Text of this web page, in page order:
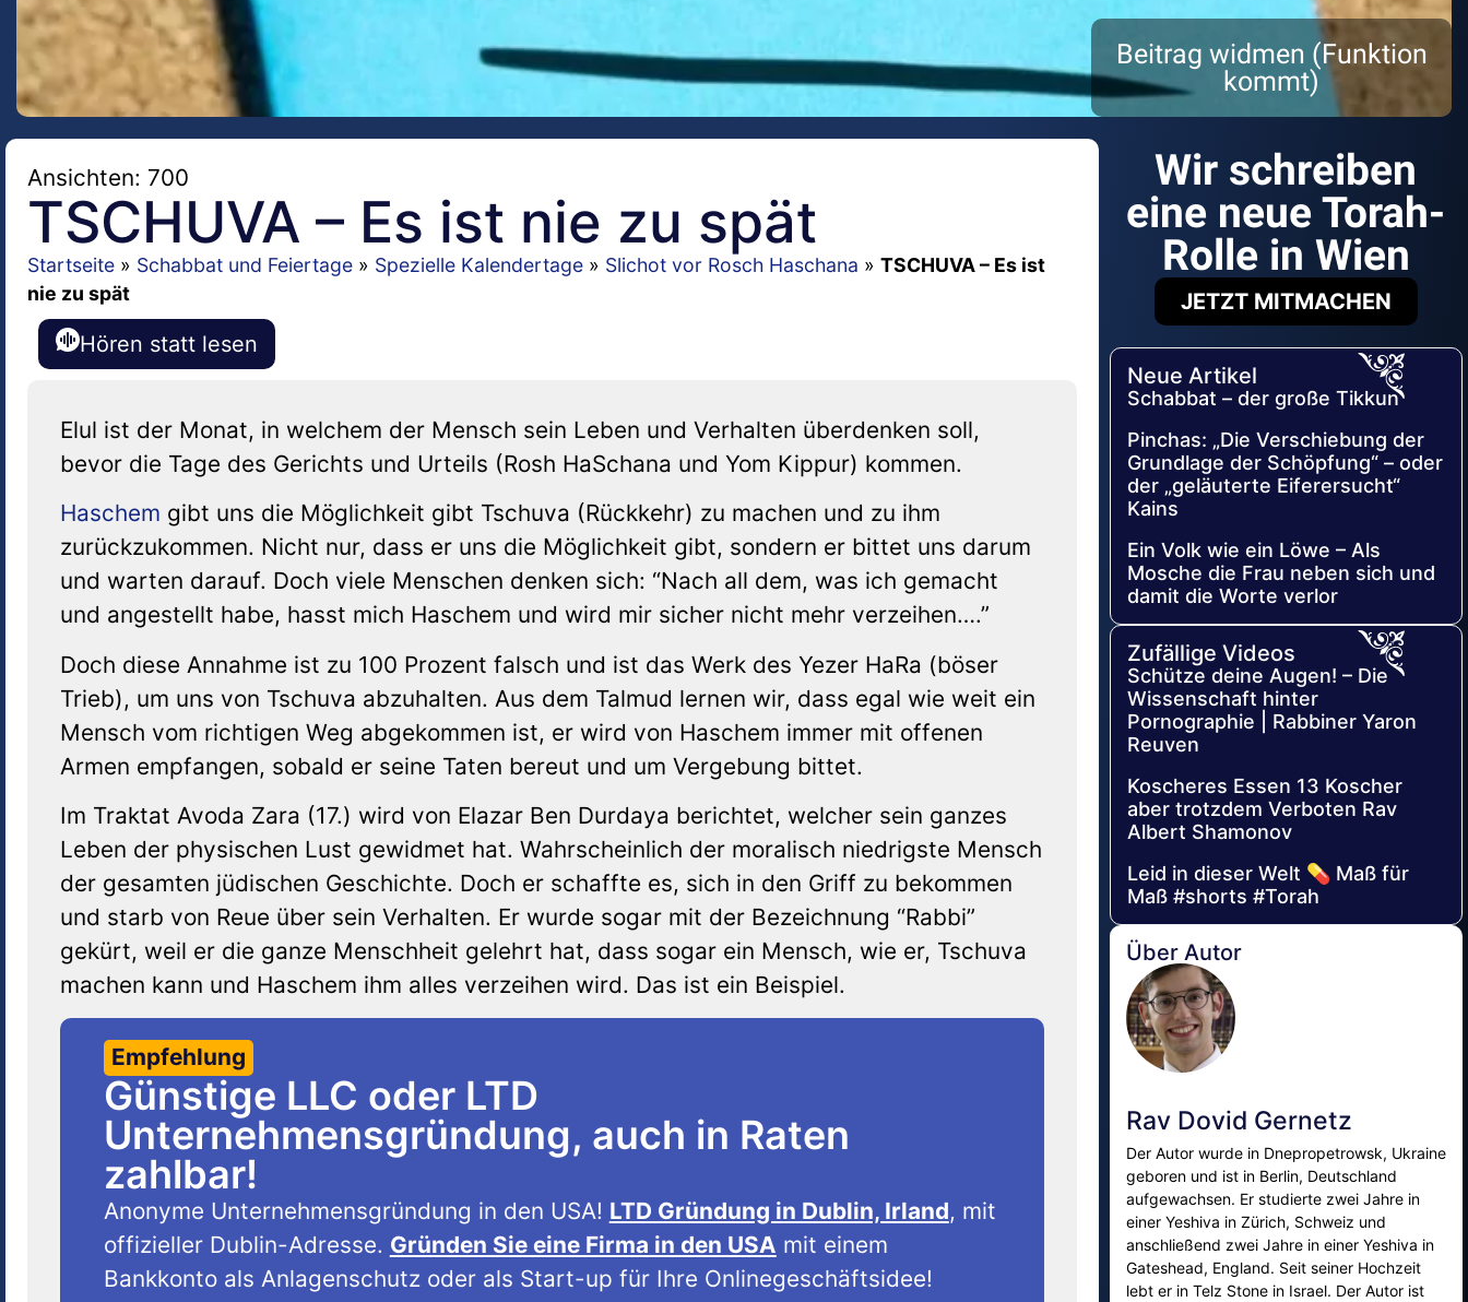
Beitrag widmen (Funktion
kommt)
Ansichten: 700
TSCHUVA – Es ist nie zu spät
Startseite » Schabbat und Feiertage » Spezielle Kalendertage » Slichot vor Rosch Haschana » TSCHUVA – Es ist
nie zu spät
Hören statt lesen
Elul ist der Monat, in welchem der Mensch sein Leben und Verhalten überdenken soll,
bevor die Tage des Gerichts und Urteils (Rosh HaSchana und Yom Kippur) kommen.
Haschem gibt uns die Möglichkeit gibt Tschuva (Rückkehr) zu machen und zu ihm
zurückzukommen. Nicht nur, dass er uns die Möglichkeit gibt, sondern er bittet uns darum
und warten darauf. Doch viele Menschen denken sich: “Nach all dem, was ich gemacht
und angestellt habe, hasst mich Haschem und wird mir sicher nicht mehr verzeihen….”
Doch diese Annahme ist zu 100 Prozent falsch und ist das Werk des Yezer HaRa (böser
Trieb), um uns von Tschuva abzuhalten. Aus dem Talmud lernen wir, dass egal wie weit ein
Mensch vom richtigen Weg abgekommen ist, er wird von Haschem immer mit offenen
Armen empfangen, sobald er seine Taten bereut und um Vergebung bittet.
Im Traktat Avoda Zara (17.) wird von Elazar Ben Durdaya berichtet, welcher sein ganzes
Leben der physischen Lust gewidmet hat. Wahrscheinlich der moralisch niedrigste Mensch
der gesamten jüdischen Geschichte. Doch er schaffte es, sich in den Griff zu bekommen
und starb von Reue über sein Verhalten. Er wurde sogar mit der Bezeichnung “Rabbi”
gekürt, weil er die ganze Menschheit gelehrt hat, dass sogar ein Mensch, wie er, Tschuva
machen kann und Haschem ihm alles verzeihen wird. Das ist ein Beispiel.
Empfehlung
Günstige LLC oder LTD
Unternehmensgründung, auch in Raten
zahlbar!
Anonyme Unternehmensgründung in den USA! LTD Gründung in Dublin, Irland, mit
offizieller Dublin-Adresse. Gründen Sie eine Firma in den USA mit einem
Bankkonto als Anlagenschutz oder als Start-up für Ihre Onlinegeschäftsidee!
Wir schreiben
eine neue Torah-
Rolle in Wien
JETZT MITMACHEN
Neue Artikel
Schabbat – der große Tikkun
Pinchas: „Die Verschiebung der
Grundlage der Schöpfung“ – oder
der „geläuterte Eiferersucht“
Kains
Ein Volk wie ein Löwe – Als
Mosche die Frau neben sich und
damit die Worte verlor
Zufällige Videos
Schütze deine Augen! – Die
Wissenschaft hinter
Pornographie | Rabbiner Yaron
Reuven
Koscheres Essen 13 Koscher
aber trotzdem Verboten Rav
Albert Shamonov
Leid in dieser Welt 💊 Maß für
Maß #shorts #Torah
Über Autor
Rav Dovid Gernetz
Der Autor wurde in Dnepropetrowsk, Ukraine
geboren und ist in Berlin, Deutschland
aufgewachsen. Er studierte zwei Jahre in
einer Yeshiva in Zürich, Schweiz und
anschließend zwei Jahre in einer Yeshiva in
Gateshead, England. Seit seiner Hochzeit
lebt er in Telz Stone in Israel. Der Autor ist